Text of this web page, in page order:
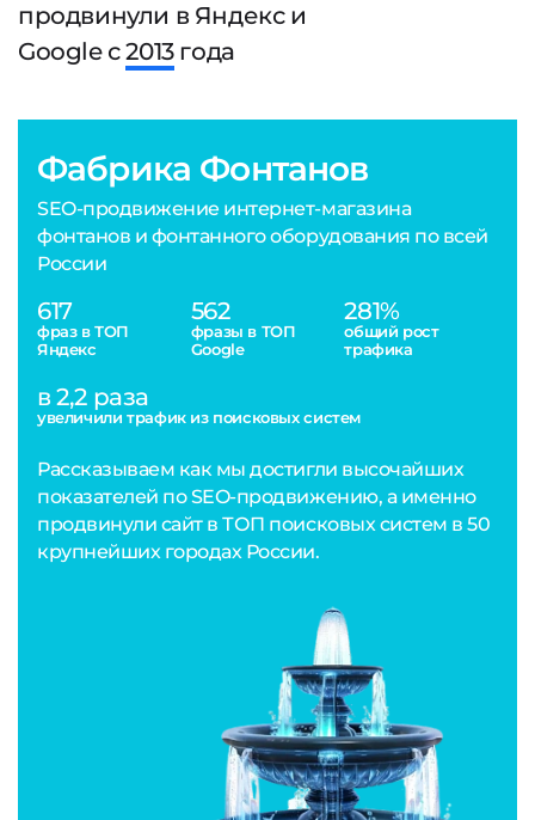
продвинули в Яндекс и
Google с2013года
Фабрика Фонтанов
SEO-продвижение интернет-магазина
фонтанов и фонтанного оборудования по всей
России
617
фраз в ТОП
Яндекс
562
фразы в ТОП
Google
281%
общий рост
трафика
в 2,2 раза
увеличили трафик из поисковых систем
Рассказываем как мы достигли высочайших
показателей по SEO-продвижению, а именно
продвинули сайт в ТОП поисковых систем в 50
крупнейших городах России.